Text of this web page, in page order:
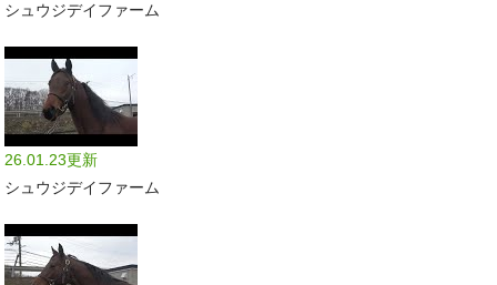
シュウジデイファーム
26.01.23更新
シュウジデイファーム